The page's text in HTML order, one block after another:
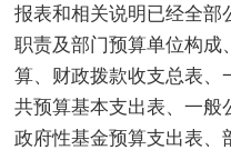
报表和相关说明已经全部
职责及部门预算单位构成
算、财政拨款收支总表、
共预算基本支出表、一般
政府性基金预算支出表、